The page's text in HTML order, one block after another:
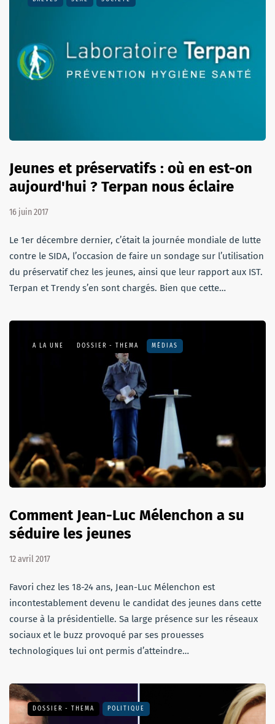
Jeunes et préservatifs : où en est-on
aujourd'hui ? Terpan nous éclaire
16 juin 2017
Le 1er décembre dernier, c’était la journée mondiale de lutte
contre le SIDA, l’occasion de faire un sondage sur l’utilisation
du préservatif chez les jeunes, ainsi que leur rapport aux IST.
Terpan et Trendy s’en sont chargés. Bien que cette…
A LA UNE DOSSIER - THEMA MÉDIAS
Comment Jean-Luc Mélenchon a su
séduire les jeunes
12 avril 2017
Favori chez les 18-24 ans, Jean-Luc Mélenchon est
incontestablement devenu le candidat des jeunes dans cette
course à la présidentielle. Sa large présence sur les réseaux
sociaux et le buzz provoqué par ses prouesses
technologiques lui ont permis d’atteindre…
DOSSIER - THEMA POLITIQUE